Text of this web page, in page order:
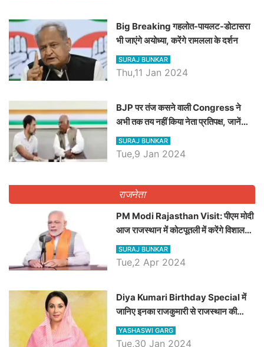
Big Breaking गहलोत-पायलट-डोटासरा
भी जाएंगे अयोध्या, करेंगे रामलला के दर्शन
SURAJ BUNKAR
Thu,11 Jan 2024
BJP पर तंज कसने वाली Congress ने
अभी तक तय नहीं किया नेता प्रतिपक्ष, जानें
कौन होगा दावेदार
SURAJ BUNKAR
Tue,9 Jan 2024
राजनेता
PM Modi Rajasthan Visit: पीएम मोदी
आज राजस्थान में कोटपूतली में करेंगे विशाल
रैली, एक सभा से 8 सीटों पर साधेगें निशाना
SURAJ BUNKAR
Tue,2 Apr 2024
Diya Kumari Birthday Special में
जानिए इनका राजकुमारी से राजस्थान की
डिप्टी सीएम बनने तक का सफर, एक क्लिक में
जाने पूरा जीवन परिचय
YASHASWI GARG
Tue,30 Jan 2024